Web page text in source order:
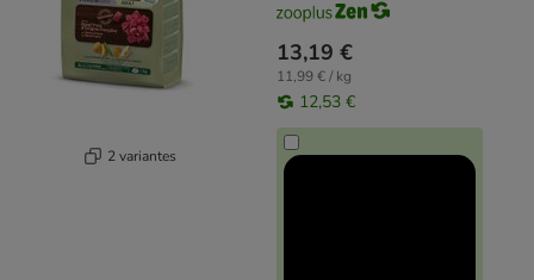
2 variantes
13,19 €
11,99 € / kg
12,53 €